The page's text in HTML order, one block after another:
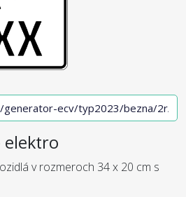
elektro
v rozmeroch 34 x 20 cm s